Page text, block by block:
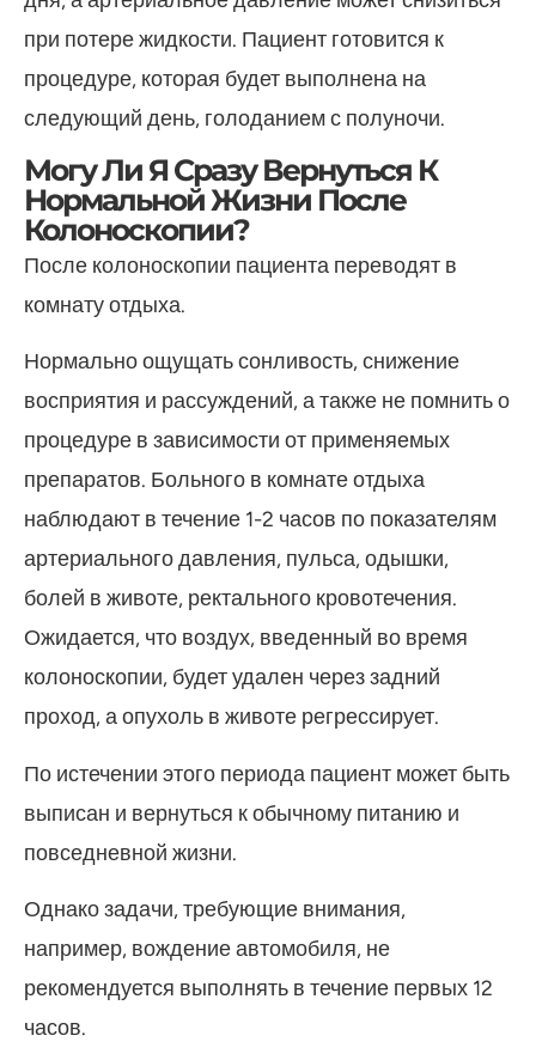
при потере жидкости. Пациент готовится к
процедуре, которая будет выполнена на
следующий день, голоданием с полуночи.
Могу Ли Я Сразу Вернуться К
Нормальной Жизни После
Колоноскопии?
После колоноскопии пациента переводят в
комнату отдыха.
Нормально ощущать сонливость, снижение
восприятия и рассуждений, а также не помнить о
процедуре в зависимости от применяемых
препаратов. Больного в комнате отдыха
наблюдают в течение 1-2 часов по показателям
артериального давления, пульса, одышки,
болей в животе, ректального кровотечения.
Ожидается, что воздух, введенный во время
колоноскопии, будет удален через задний
проход, а опухоль в животе регрессирует.
По истечении этого периода пациент может быть
выписан и вернуться к обычному питанию и
повседневной жизни.
Однако задачи, требующие внимания,
например, вождение автомобиля, не
рекомендуется выполнять в течение первых 12
часов.